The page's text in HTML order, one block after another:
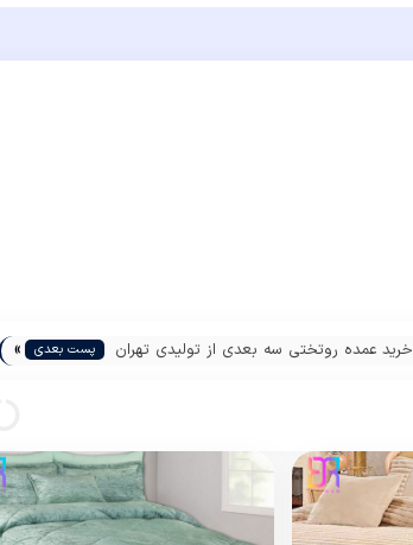
خرید عمده روتختی سه بعدی از تولیدی تهران پست بعدی »